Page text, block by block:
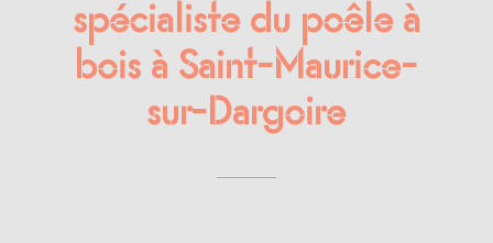
spécialiste du poêle à
bois à Saint-Maurice-
sur-Dargoire